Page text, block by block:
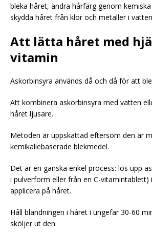
bleka håret, ändra hårfärg genom
skydda håret från klor och metaller i
Att lätta håret med
vitamin
Askorbinsyra används då och då för att
Att kombinera askorbinsyra med vatten
håret ljusare.
Metoden är uppskattad eftersom den är
kemikaliebaserade blekmedel.
Det är en ganska enkel process: lös upp
i pulverform eller från en C-vitamintablett)
applicera på håret.
Håll blandningen i håret i ungefär 30-60
sköljer ut den.